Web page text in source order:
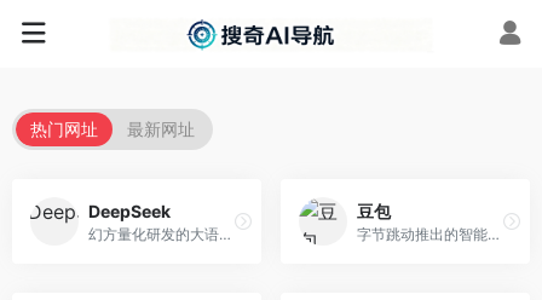
热门网址 最新网址
DeepSeek
幻方量化研发的大语言模型平台，专注于深度推理和代码生成能力。面向开发者、研究人员和技术爱好者，提供强大的逻辑推理和数学计算功能，开源生态完善，API接口友好。
豆包
字节跳动推出的智能对话助手平台，提供文本创作、知识问答、英语学习等多种AI服务。面向普通用户和内容创作者，支持多轮对话和文件解析，免费使用，响应速度快，中文理解能力强。